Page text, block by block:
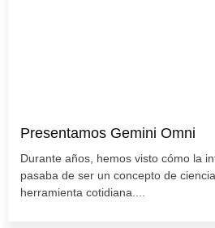
Presentamos Gemini Omni
Durante años, hemos visto cómo la
pasaba de ser un concepto de
herramienta cotidiana....